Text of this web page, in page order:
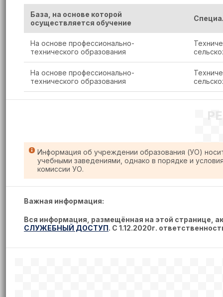
База, на основе которой
осуществляется обучение
На основе профессионально-
технического образования
На основе профессионально-
технического образования
Информация об учреждении образования (УО)
учебными заведениями, однако в порядке и
комиссии УО.
Важная информация:
Вся информация, размещённая на этой странице,
СЛУЖЕБНЫЙ ДОСТУП. С 1.12.2020г.